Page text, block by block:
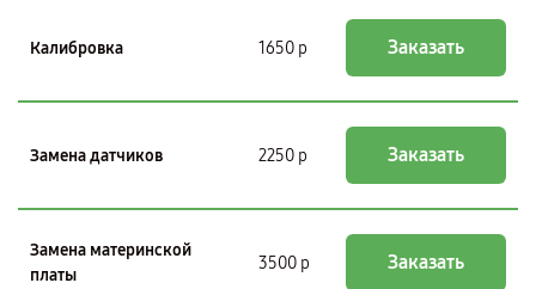
Калибровка 1650 р Заказать
Замена датчиков 2250 р Заказать
Замена материнской
платы
3500 р Заказать